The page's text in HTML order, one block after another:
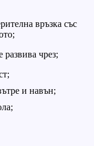
връзка със
развива чрез;
и навън;